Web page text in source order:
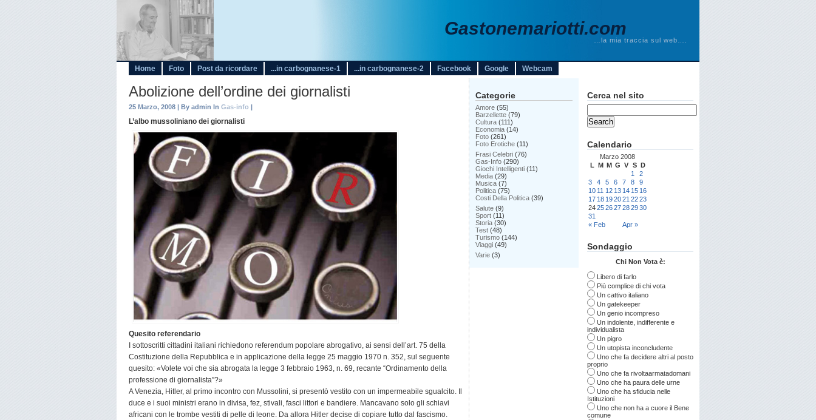
Gastonemariotti.com
…la mia traccia sul web….
Home Foto Post da ricordare ...in carbognanese-1 ...in carbognanese-2 Facebook Google Webcam
Abolizione dell’ordine dei giornalisti
25 Marzo, 2008 | By admin In Gas-info |
L’albo mussoliniano dei giornalisti
Quesito referendario
I sottoscritti cittadini italiani richiedono referendum popolare abrogativo, ai sensi dell’art. 75 della
Costituzione della Repubblica e in applicazione della legge 25 maggio 1970 n. 352, sul seguente
quesito: «Volete voi che sia abrogata la legge 3 febbraio 1963, n. 69, recante “Ordinamento della
professione di giornalista”?»
A Venezia, Hitler, al primo incontro con Mussolini, si presentò vestito con un impermeabile sgualcito. Il
duce e i suoi ministri erano in divisa, fez, stivali, fasci littori e bandiere. Mancavano solo gli schiavi
africani con le trombe vestiti di pelle di leone. Da allora Hitler decise di copiare tutto dal fascismo.
Categorie
Amore (55)
Barzellette (79)
Cultura (111)
Economia (14)
Foto (261)
Foto Erotiche (11)
Frasi Celebri (76)
Gas-Info (290)
Giochi Intelligenti (11)
Media (29)
Musica (7)
Politica (75)
Costi Della Politica (39)
Salute (9)
Sport (11)
Storia (30)
Test (48)
Turismo (144)
Viaggi (49)
Varie (3)
Cerca nel sito
Calendario
Marzo 2008
L M M G V S D
« Feb Apr »
1
2
3
4 5 6 7 8
9
10 11 12 13 14 15 16
17 18 192021 2223
24252627282930
31
Sondaggio
Chi Non Vota è:
Libero di farlo
Più complice di chi vota
Un cattivo italiano
Un gatekeeper
Un genio incompreso
Un indolente, indifferente e
individualista
Un pigro
Un utopista inconcludente
Uno che fa decidere altri al posto
proprio
Uno che fa rivoltaarmatadomani
Uno che ha paura delle urne
Uno che ha sfiducia nelle
Istituzioni
Uno che non ha a cuore il Bene
comune